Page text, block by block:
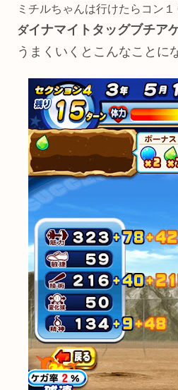
ミチルちゃんは行けたらコン１
ダイナマイトタッグブチア
うまくいくとこんなことに